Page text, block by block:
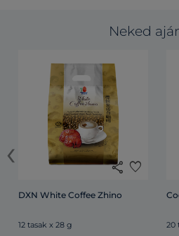
Neked
share favorite
DXN White Coffee Zhino
12 tasak x 28 g 20
‹